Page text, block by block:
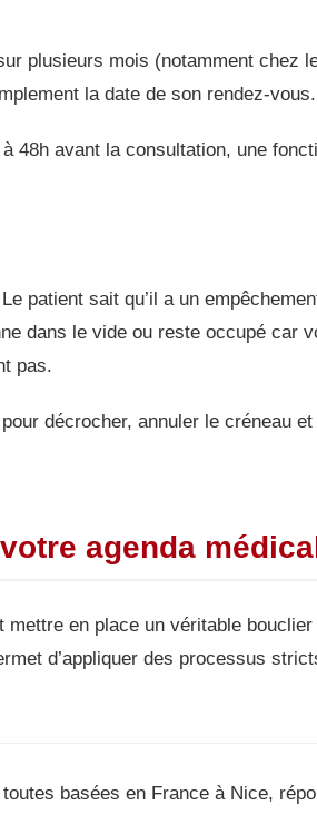
plusieurs mois (notamment chez
la date de son rendez-vous.
48h avant la consultation, une
patient sait qu’il a un
dans le vide ou reste occupé car
pas.
décrocher, annuler le créneau
agenda
en place un véritable
d’appliquer des processus
basées en France à Nice,